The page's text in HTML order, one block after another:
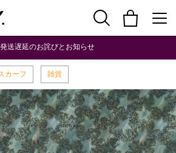
送遅延のお詫びとお知らせ
カーフ 雑貨